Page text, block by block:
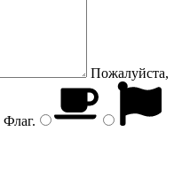
Пожалуйста,
Флаг.